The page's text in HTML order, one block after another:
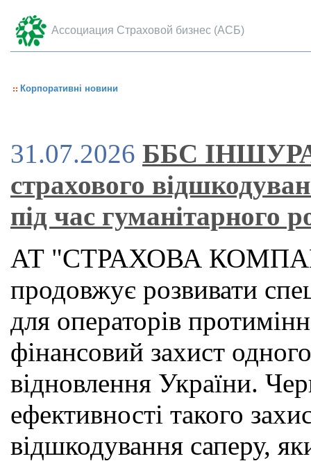
Ассоциация Страховой бизнес (АСБ)
Корпоративні новини
31.07.2026 ББС
страхового
під час гуманітарного
АТ "СТРАХОВА
продовжує розвивати
для операторів
фінансовий захист
відновлення України.
ефективності такого
відшкодування саперу,